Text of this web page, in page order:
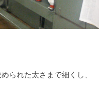
られた太さまで細くし、